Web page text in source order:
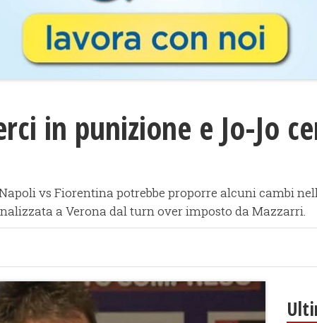
in punizione e Jo-Jo
vs Fiorentina potrebbe proporre alcuni cambi
a Verona dal turn over imposto da Mazzarri.